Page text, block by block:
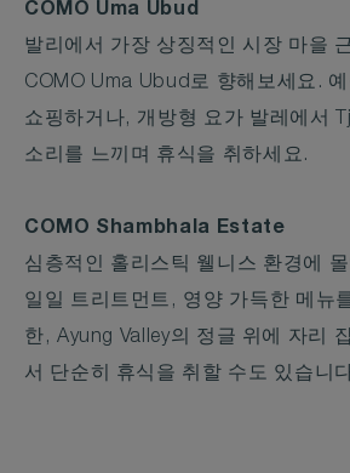
COMO Uma Ubud
발리에서 가장 상징적인 시장 마을
COMO Uma Ubud로 향해보세요.
쇼핑하거나, 개방형 요가 발레에서
소리를 느끼며 휴식을 취하세요.
COMO Shambhala Estate
심층적인 홀리스틱 웰니스 환경에
일일 트리트먼트, 영양 가득한 메뉴
한, Ayung Valley의 정글 위에 자리
서 단순히 휴식을 취할 수도 있습니